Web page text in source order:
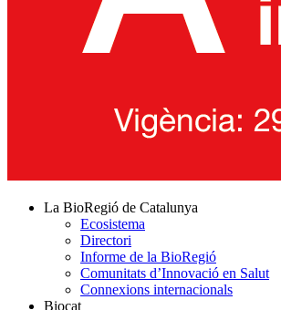
La BioRegió de Catalunya
Ecosistema
Directori
Informe de la BioRegió
Comunitats d’Innovació en Salut
Connexions internacionals
Biocat